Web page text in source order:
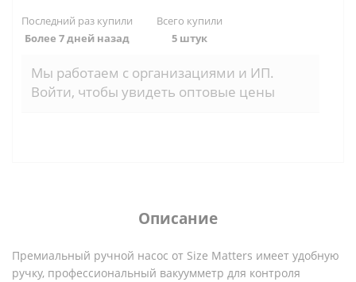
Последний раз купили
Более 7 дней назад
Всего купили
5 штук
Мы работаем с организациями и ИП.
Войти, чтобы увидеть оптовые цены
Описание
Премиальный ручной насос от Size Matters имеет удобную
ручку, профессиональный вакуумметр для контроля